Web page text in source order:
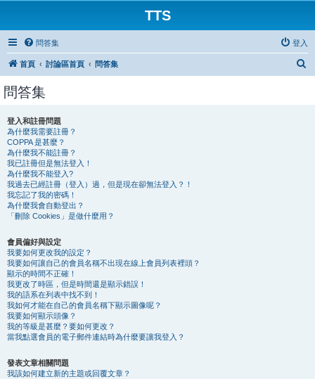
TTS
問答集 登入
首頁 討論區首頁 問答集
問答集
登入和註冊問題
為什麼我需要註冊？
COPPA 是甚麼？
為什麼我不能註冊？
我已註冊但是無法登入！
為什麼我不能登入?
我過去已經註冊（登入）過，但是現在卻無法登入？！
我忘記了我的密碼！
為什麼我會自動登出？
「刪除 Cookies」是做什麼用？
會員偏好與設定
我要如何更改我的設定？
我要如何讓自己的會員名稱不出現在線上會員列表裡頭？
顯示的時間不正確！
我更改了時區，但是時間還是顯示錯誤！
我的語系在列表中找不到！
我如何才能在自己的會員名稱下顯示圖像呢？
我要如何顯示頭像？
我的等級是甚麼？要如何更改？
當我點選會員的電子郵件連結時為什麼要讓我登入？
發表文章相關問題
我該如何建立新的主題或回覆文章？